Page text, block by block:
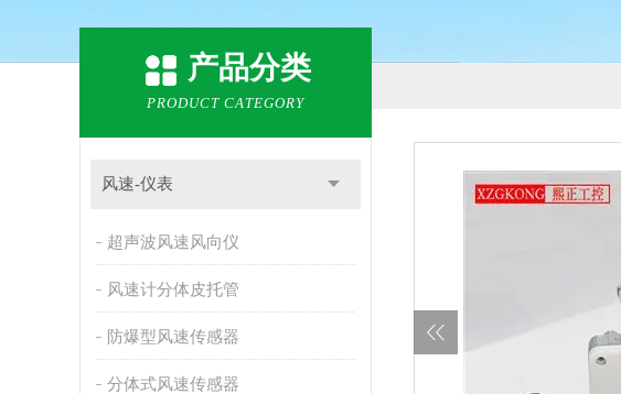
产品分类
PRODUCT CATEGORY
风速-仪表
超声波风速风向仪
风速计分体皮托管
防爆型风速传感器
分体式风速传感器